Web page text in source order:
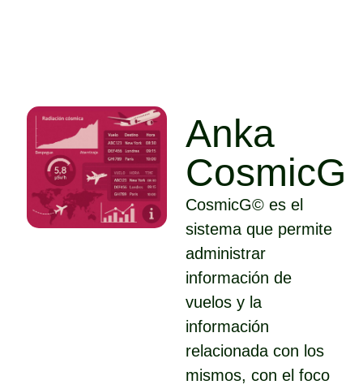
Anka
CosmicG
CosmicG© es el
sistema que permite
administrar
información de
vuelos y la
información
relacionada con los
mismos, con el foco